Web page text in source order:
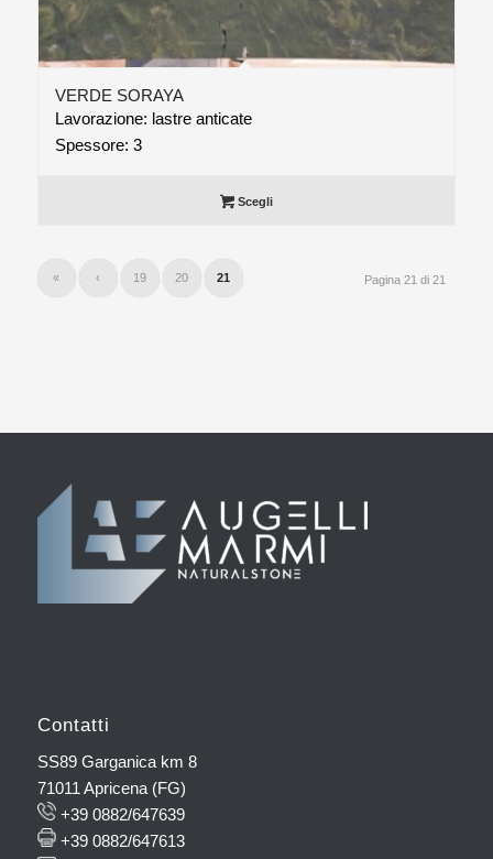
VERDE SORAYA
Lavorazione: lastre anticate
Spessore: 3
Scegli
Pagina 21 di 21
« ‹ 19 20 21
Contatti
SS89 Garganica km 8
71011 Apricena (FG)
+39 0882/647639
+39 0882/647613